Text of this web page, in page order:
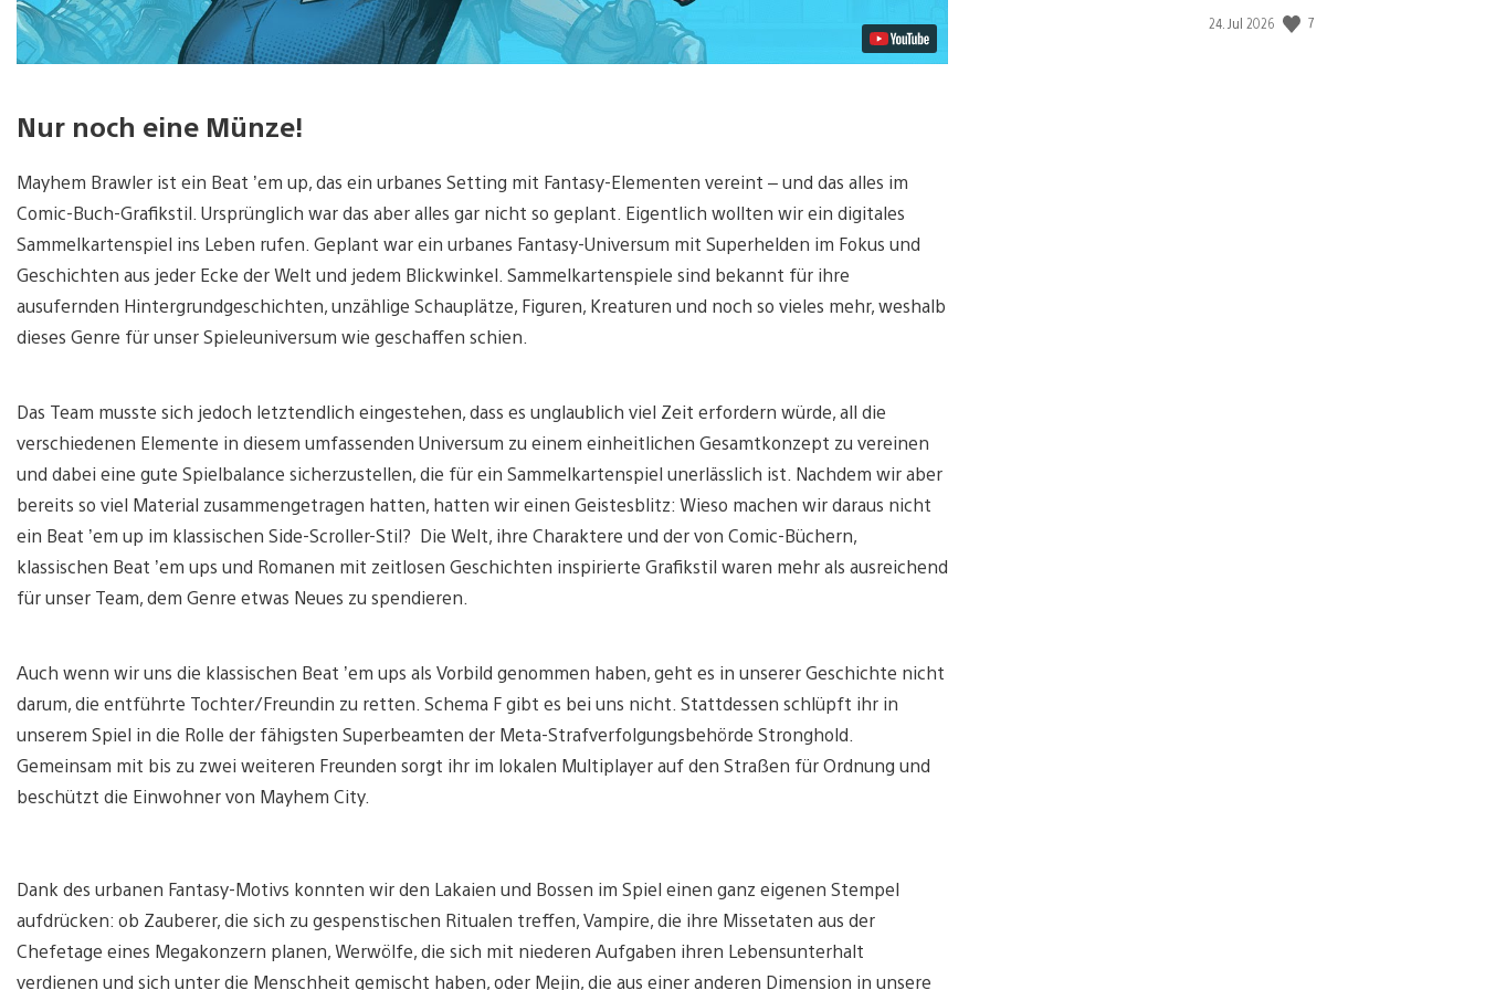
Nur noch eine Münze!
Mayhem Brawler ist ein Beat ’em up, das ein urbanes Setting mit Fantasy-Elementen vereint – und das alles im
Comic-Buch-Grafikstil. Ursprünglich war das aber alles gar nicht so geplant. Eigentlich wollten wir ein digitales
Sammelkartenspiel ins Leben rufen. Geplant war ein urbanes Fantasy-Universum mit Superhelden im Fokus und
Geschichten aus jeder Ecke der Welt und jedem Blickwinkel. Sammelkartenspiele sind bekannt für ihre
ausufernden Hintergrundgeschichten, unzählige Schauplätze, Figuren, Kreaturen und noch so vieles mehr, weshalb
dieses Genre für unser Spieleuniversum wie geschaffen schien.
Das Team musste sich jedoch letztendlich eingestehen, dass es unglaublich viel Zeit erfordern würde, all die
verschiedenen Elemente in diesem umfassenden Universum zu einem einheitlichen Gesamtkonzept zu vereinen
und dabei eine gute Spielbalance sicherzustellen, die für ein Sammelkartenspiel unerlässlich ist. Nachdem wir aber
bereits so viel Material zusammengetragen hatten, hatten wir einen Geistesblitz: Wieso machen wir daraus nicht
ein Beat ’em up im klassischen Side-Scroller-Stil? Die Welt, ihre Charaktere und der von Comic-Büchern,
klassischen Beat ’em ups und Romanen mit zeitlosen Geschichten inspirierte Grafikstil waren mehr als ausreichend
für unser Team, dem Genre etwas Neues zu spendieren.
Auch wenn wir uns die klassischen Beat ’em ups als Vorbild genommen haben, geht es in unserer Geschichte nicht
darum, die entführte Tochter/Freundin zu retten. Schema F gibt es bei uns nicht. Stattdessen schlüpft ihr in
unserem Spiel in die Rolle der fähigsten Superbeamten der Meta-Strafverfolgungsbehörde Stronghold.
Gemeinsam mit bis zu zwei weiteren Freunden sorgt ihr im lokalen Multiplayer auf den Straßen für Ordnung und
beschützt die Einwohner von Mayhem City.
Dank des urbanen Fantasy-Motivs konnten wir den Lakaien und Bossen im Spiel einen ganz eigenen Stempel
aufdrücken: ob Zauberer, die sich zu gespenstischen Ritualen treffen, Vampire, die ihre Missetaten aus der
Chefetage eines Megakonzern planen, Werwölfe, die sich mit niederen Aufgaben ihren Lebensunterhalt
verdienen und sich unter die Menschheit gemischt haben, oder Mejin, die aus einer anderen Dimension in unsere
Veröffentlichungsdatum:
24. Jul 2026 7